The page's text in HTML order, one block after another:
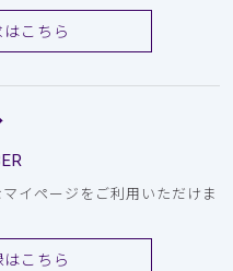
こちら
イページをご利用いただけま
こちら